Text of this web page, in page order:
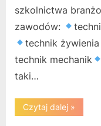
szkolnictwa
zawodów:
technik
technik mechanik
taki…
Czytaj dalej
uzyskania
»